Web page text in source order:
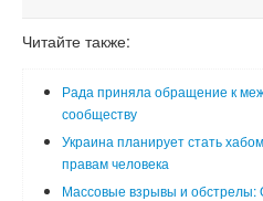
Читайте также:
Рада приняла обращение к
сообществу
Украина планирует стать
правам человека
Массовые взрывы и